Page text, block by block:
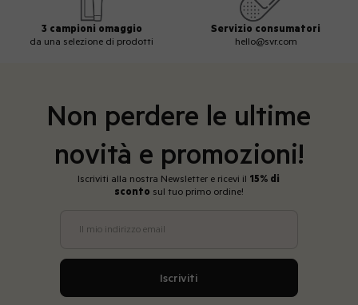
3 campioni omaggio
da una selezione di prodotti
Servizio consumatori
hello@svr.com
Non perdere le ultime
novità e promozioni!
Iscriviti alla nostra Newsletter e ricevi il 15% di
sconto sul tuo primo ordine!
Il mio indirizzo email
Iscriviti